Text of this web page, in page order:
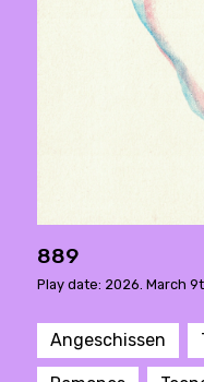
889
Play date: 2026. March
Angeschissen